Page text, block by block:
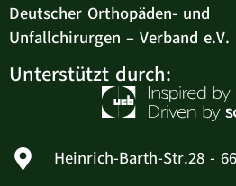
Deutscher Orthopäden- und
Unfallchirurgen – Verband e.V.
Unterstützt durch:
Heinrich-Barth-Str.28 -